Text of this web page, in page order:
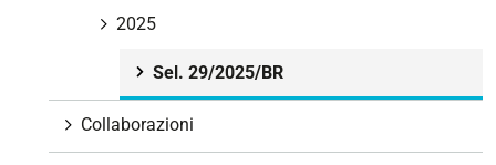
2025
Sel. 29/2025/BR
Collaborazioni